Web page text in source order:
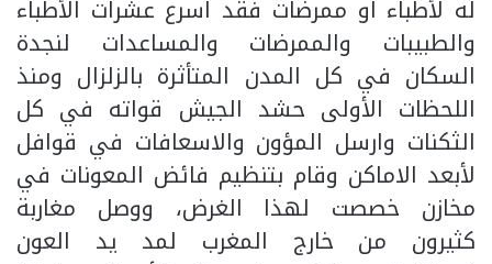
له لأطباء او ممرضات فقد اسرع عشرات الأطباء
والطبيبات والممرضات والمساعدات لنجدة
السكان في كل المدن المتأثرة بالزلزال ومنذ
اللحظات الأولى حشد الجيش قواته في كل
الثكنات وارسل المؤون والاسعافات في قوافل
لأبعد الاماكن وقام بتنظيم فائض المعونات في
مخازن خصصت لهذا الغرض، ووصل مغاربة
كثيرون من خارج المغرب لمد يد العون